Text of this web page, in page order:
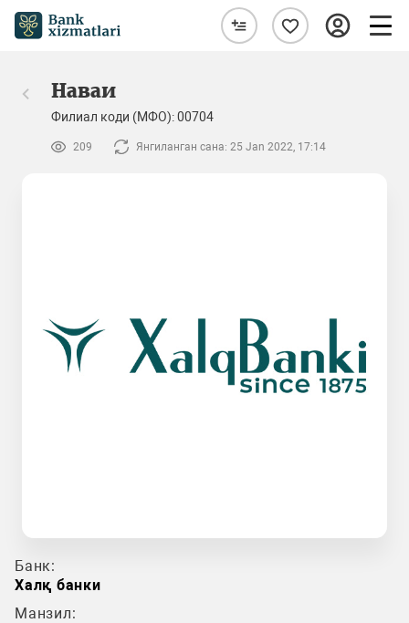
Наваи
Филиал коди (МФО): 00704
209 Янгиланган сана: 25 Jan 2022, 17:14
Банк:
Халқ банки
Манзил: